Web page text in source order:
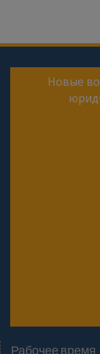
Новые
Рабочее время